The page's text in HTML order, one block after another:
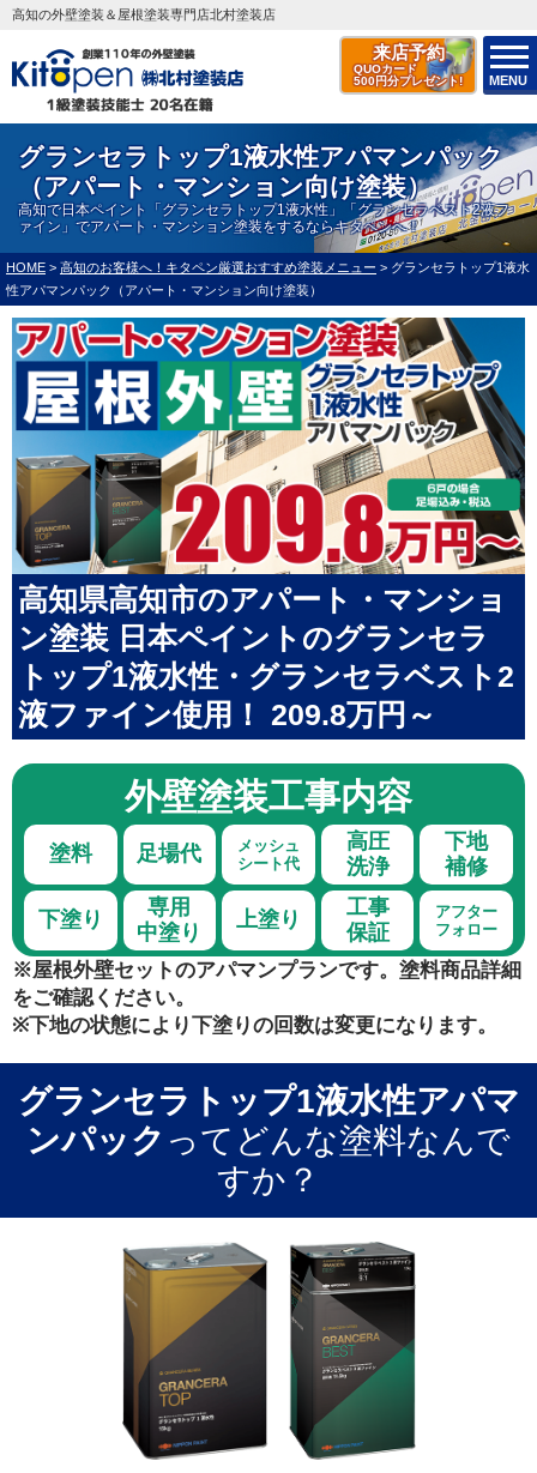
来店予約
QUOカード
500円分プレゼント!
MENU
高知の外壁塗装＆屋根塗装専門店北村塗装店
グランセラトップ1液水性アパマンパック
（アパート・マンション向け塗装）
高知で日本ペイント「グランセラトップ1液水性」「グランセラベスト2液フ
ァイン」でアパート・マンション塗装をするならキタペンへ！
HOME > 高知のお客様へ！キタペン厳選おすすめ塗装メニュー > グランセラトップ1液水
性アパマンパック（アパート・マンション向け塗装）
高知県高知市のアパート・マンショ
ン塗装 日本ペイントのグランセラ
トップ1液水性・グランセラベスト2
液ファイン使用！ 209.8万円～
外壁塗装工事内容
塗料 足場代
メッシュ
シート代
高圧
洗浄
下地
補修
下塗り
専用
中塗り
上塗り
工事
保証
アフター
フォロー
※屋根外壁セットのアパマンプランです。塗料商品詳細
をご確認ください。
※下地の状態により下塗りの回数は変更になります。
グランセラトップ1液水性アパマ
ンパック ってどんな塗料なんで
すか？